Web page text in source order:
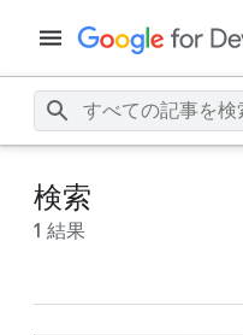
検索
1 結果